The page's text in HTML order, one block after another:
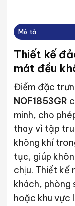
Mô tả
Thiết kế
mát đều
Điểm đặc
NOF1853GR
minh, cho
thay vì tập
không khí
tục, giúp
chịu. Thiết kế
khách, phòng
hoặc khu vực